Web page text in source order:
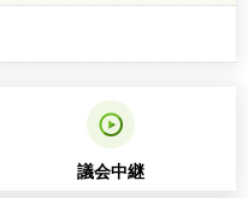
議会中継